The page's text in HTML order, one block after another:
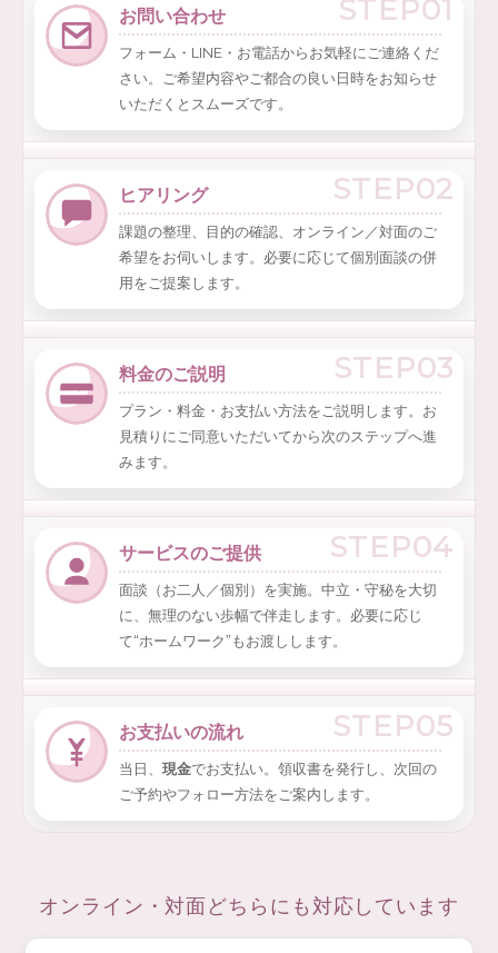
STEP01
お問い合わせ
フォーム・LINE・お電話からお気軽にご連絡くだ
さい。ご希望内容やご都合の良い日時をお知らせ
いただくとスムーズです。
STEP02
ヒアリング
課題の整理、目的の確認、オンライン／対面のご
希望をお伺いします。必要に応じて個別面談の併
用をご提案します。
STEP03
料金のご説明
プラン・料金・お支払い方法をご説明します。お
見積りにご同意いただいてから次のステップへ進
みます。
STEP04
サービスのご提供
面談（お二人／個別）を実施。中立・守秘を大切
に、無理のない歩幅で伴走します。必要に応じ
て“ホームワーク”もお渡しします。
STEP05
お支払いの流れ
当日、 現金でお支払い。領収書を発行し、次回の
ご予約やフォロー方法をご案内します。
オンライン・対面どちらにも対応しています